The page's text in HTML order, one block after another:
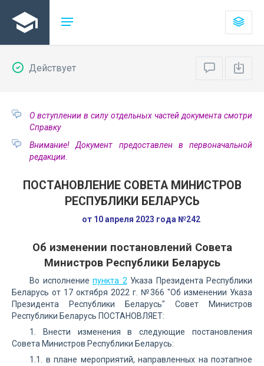
Действует
О вступлении в силу отдельных частей документа смотри
Справку
Внимание! Документ предоставлен в первоначальной
редакции.
ПОСТАНОВЛЕНИЕ СОВЕТА МИНИСТРОВ
РЕСПУБЛИКИ БЕЛАРУСЬ
от 10 апреля 2023 года №242
Об изменении постановлений Совета
Министров Республики Беларусь
Во исполнение пункта 2 Указа Президента Республики
Беларусь от 17 октября 2022 г. №366 "Об изменении Указа
Президента Республики Беларусь" Совет Министров
Республики Беларусь ПОСТАНОВЛЯЕТ:
1. Внести изменения в следующие постановления
Совета Министров Республики Беларусь:
1.1. в плане мероприятий, направленных на поэтапное